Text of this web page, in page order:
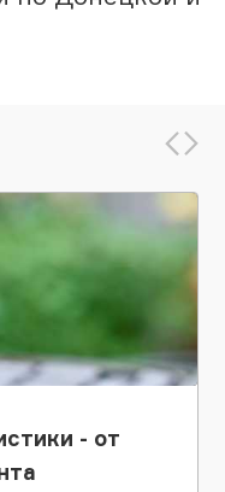
- от